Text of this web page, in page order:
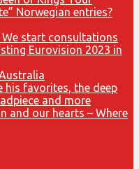
Norwegian entries?
start consultations
Eurovision 2023 in
his favorites, the deep
and more
and our hearts – Where